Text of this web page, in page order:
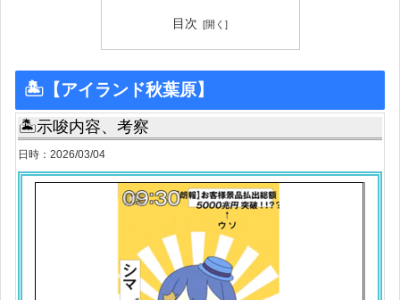
目次
🏝【アイランド秋葉原】
🏝示唆内容、考察
日時：2026/03/04